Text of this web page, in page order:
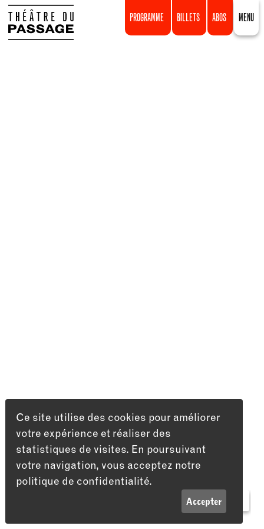
PROGRAMME BILLETS ABOS MENU
INFOS
Ce site utilise des cookies pour améliorer
votre expérience et réaliser des
statistiques de visites. En poursuivant
votre navigation, vous acceptez notre
politique de confidentialité.
Accepter